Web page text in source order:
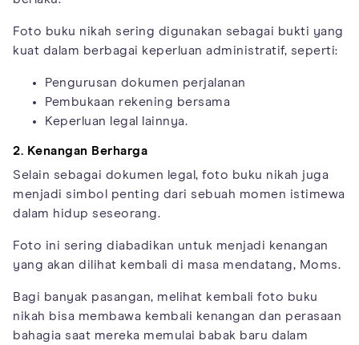
Foto buku nikah sering digunakan sebagai bukti yang
kuat dalam berbagai keperluan administratif, seperti:
Pengurusan dokumen perjalanan
Pembukaan rekening bersama
Keperluan legal lainnya.
2. Kenangan Berharga
Selain sebagai dokumen legal, foto buku nikah juga
menjadi simbol penting dari sebuah momen istimewa
dalam hidup seseorang.
Foto ini sering diabadikan untuk menjadi kenangan
yang akan dilihat kembali di masa mendatang, Moms.
Bagi banyak pasangan, melihat kembali foto buku
nikah bisa membawa kembali kenangan dan perasaan
bahagia saat mereka memulai babak baru dalam